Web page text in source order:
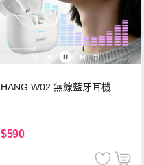
HANG W02 無線藍牙耳機
$590